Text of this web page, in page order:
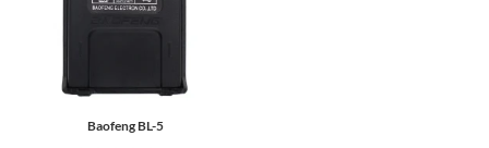
Baofeng BL-5